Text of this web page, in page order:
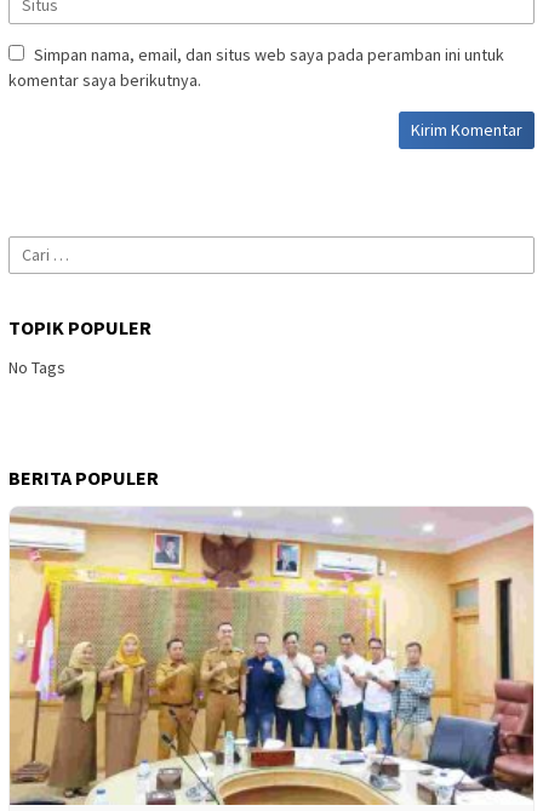
Simpan nama, email, dan situs web saya pada peramban ini untuk
komentar saya berikutnya.
Cari
untuk:
TOPIK POPULER
No Tags
BERITA POPULER